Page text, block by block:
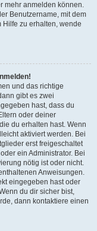
mehr anmelden können.
Benutzername, mit dem
Hilfe zu erhalten, wende
und das richtige
gibt es zwei
hast, dass du
oder deiner
du erhalten hast. Wenn
aktiviert werden. Bei
erst freigeschaltet
ein Administrator. Bei
nötig ist oder nicht.
Anweisungen.
eingegeben hast oder
du dir sicher bist,
dann kontaktiere einen